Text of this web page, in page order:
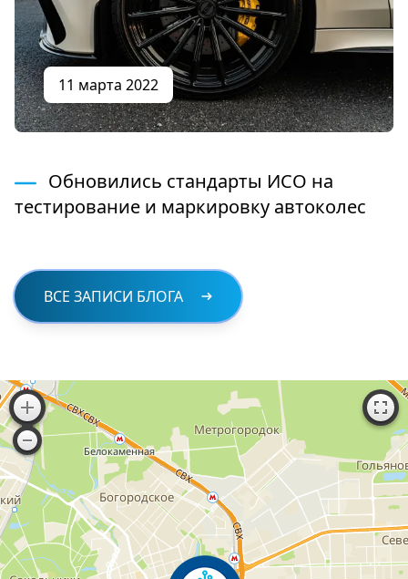
11 марта 2022
Обновились стандарты ИСО на
тестирование и маркировку автоколес
ВСЕ ЗАПИСИ БЛОГА
ООО "НТЦ АЭ": РОССИЯ, город Москва, ул. Щербаковская, д. 53,
корпус 16, комн. 304, 306